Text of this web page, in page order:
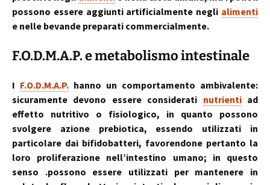
possono essere aggiunti artificialmente negli alimenti
e nelle bevande preparati commercialmente.
F.O.D.M.A.P. e metabolismo intestinale
I F.O.D.M.A.P. hanno un comportamento ambivalente:
sicuramente devono essere considerati nutrientiad
effetto nutritivo o fisiologico, in quanto possono
svolgere azione prebiotica, essendo utilizzati in
particolare dai bifidobatteri, favorendone pertanto la
loro proliferazione nell’intestino umano; in questo
senso .possono essere utilizzati per mantenere in